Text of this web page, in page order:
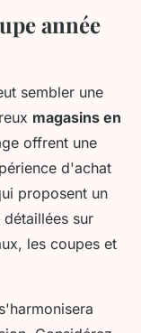
année
sembler une
magasins en
offrent une
d'achat
proposent un
sur
les coupes et